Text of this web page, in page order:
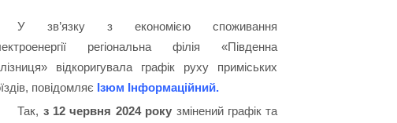
У зв’язку з економією споживання
регіональна філія «Південна
відкоригувала графік руху приміських
повідомляє Ізюм Інформаційний.
Так, з 12 червня 2024 року змінений графік та